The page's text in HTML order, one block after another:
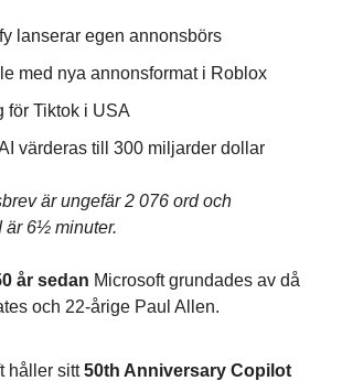
lanserar egen annonsbörs
med nya annonsformat i Roblox
för Tiktok i USA
värderas till 300 miljarder dollar
är ungefär 2 076 ord och
är 6½ minuter.
år sedan Microsoft grundades av då
och 22-årige Paul Allen.
håller sitt50th Anniversary Copilot